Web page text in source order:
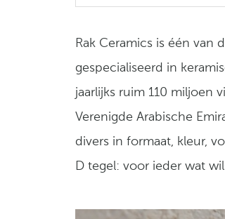
Rak Ceramics is één van
gespecialiseerd in
jaarlijks ruim 110 miljoen
Verenigde Arabische
divers in formaat, kleur,
D tegel: voor ieder wat